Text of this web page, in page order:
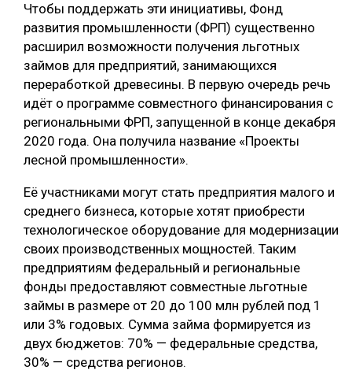
Чтобы поддержать эти инициативы, Фонд
развития промышленности (ФРП) существенно
расширил возможности получения льготных
займов для предприятий, занимающихся
переработкой древесины. В первую очередь речь
идёт о программе совместного финансирования с
региональными ФРП, запущенной в конце декабря
2020 года. Она получила название «Проекты
лесной промышленности».
Её участниками могут стать предприятия малого и
среднего бизнеса, которые хотят приобрести
технологическое оборудование для модернизации
своих производственных мощностей. Таким
предприятиям федеральный и региональные
фонды предоставляют совместные льготные
займы в размере от 20 до 100 млн рублей под 1
или 3% годовых. Сумма займа формируется из
двух бюджетов: 70% — федеральные средства,
30% — средства регионов.